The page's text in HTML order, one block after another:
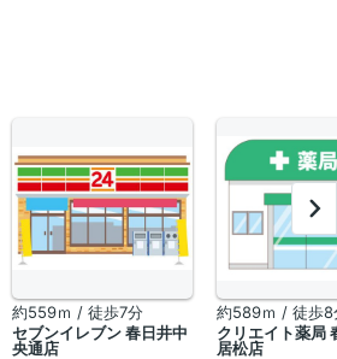
約559ｍ / 徒歩7分
セブンイレブン 春日井中
央通店
約589ｍ / 徒歩8
クリエイト薬局
居松店